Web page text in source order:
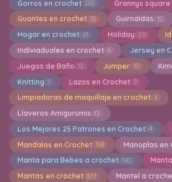
Gorros en crochet 282 Grannys square
Guantes en crochet 32 Guirnaldas 12
Hogar en crochet 41 Holiday 211
Indiviaduales en crochet 6 Jersey en
Juegos de Baño 12 Jumper 10
Knitting 1 Lazos en Crochet 2
Limpiadoras de maquillaje en crochet 4
Llaveros Amigurumis 13
Los Mejores 25 Patrones en Crochet 4
Mandalas en Crochet 158 Manoplas en
Manta para Bebes a crochet 190
Mantas en crochet 877 Mantel a